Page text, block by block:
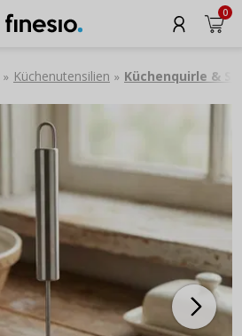
0
» Küchenutensilien » Küchenquirle &